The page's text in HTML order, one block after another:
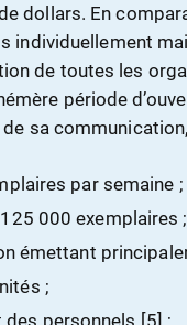
dollars. En
individuellement
de toutes les
période
de sa
par semaine ;
000 exemplaires ;
émettant
;